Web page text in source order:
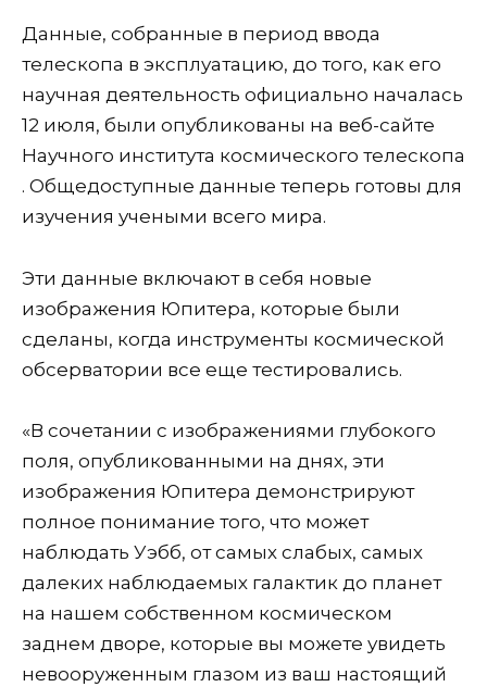
Данные, собранные в период ввода
телескопа в эксплуатацию, до того, как его
научная деятельность официально началась
12 июля, были опубликованы на веб-сайте
Научного института космического телескопа
. Общедоступные данные теперь готовы для
изучения учеными всего мира.
Эти данные включают в себя новые
изображения Юпитера, которые были
сделаны, когда инструменты космической
обсерватории все еще тестировались.
«В сочетании с изображениями глубокого
поля, опубликованными на днях, эти
изображения Юпитера демонстрируют
полное понимание того, что может
наблюдать Уэбб, от самых слабых, самых
далеких наблюдаемых галактик до планет
на нашем собственном космическом
заднем дворе, которые вы можете увидеть
невооруженным глазом из ваш настоящий